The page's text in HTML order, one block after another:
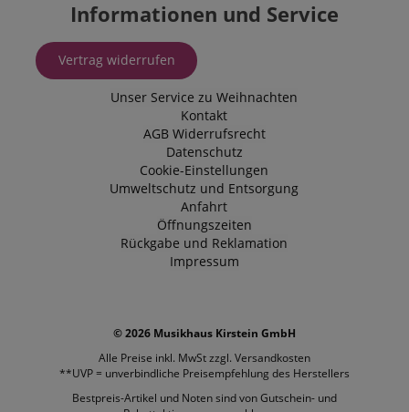
Informationen und Service
Vertrag widerrufen
Unser Service zu Weihnachten
Kontakt
AGB Widerrufsrecht
Datenschutz
Cookie-Einstellungen
Umweltschutz und Entsorgung
Anfahrt
Öffnungszeiten
Rückgabe und Reklamation
Impressum
© 2026 Musikhaus Kirstein GmbH
Alle Preise inkl. MwSt zzgl. Versandkosten
**UVP = unverbindliche Preisempfehlung des Herstellers
Bestpreis-Artikel und Noten sind von Gutschein- und